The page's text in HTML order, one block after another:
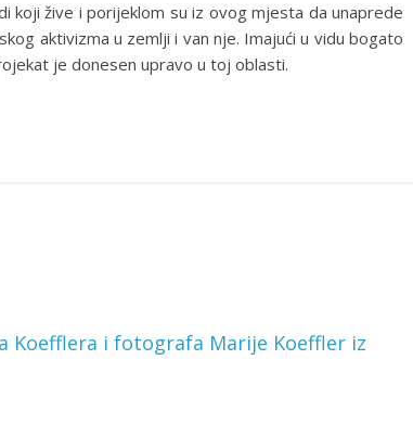
koji žive i porijeklom su iz ovog mjesta da unaprede
aktivizma u zemlji i van nje. Imajući u vidu bogato
je donesen upravo u toj oblasti.
Koefflera i fotografa Marije Koeffler iz